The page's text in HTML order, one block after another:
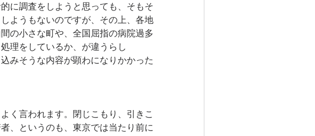
に調査をしようと思っても、そもそ
ようもないのですが、その上、各地
の小さな町や、全国屈指の病院過多
理をしているか、が違うらし
みそうな内容が顕わになりかかった
く言われます。閉じこもり、引きこ
、というのも、東京では当たり前に